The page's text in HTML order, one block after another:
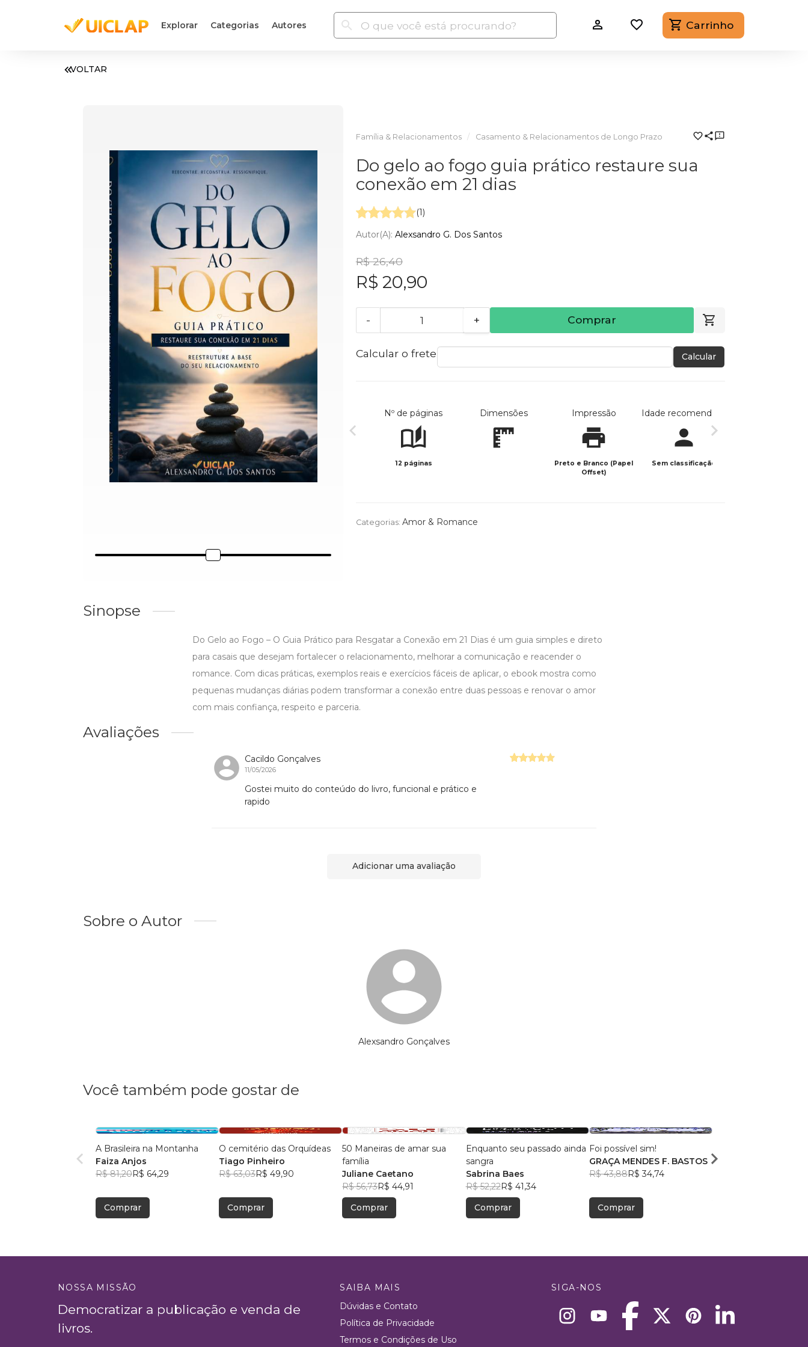
Explorar Categorias Autores Carrinho
VOLTAR
Família & Relacionamentos Casamento & Relacionamentos de Longo Prazo
Do gelo ao fogo guia prático restaure sua
conexão em 21 dias
(1)
Autor(a): Alexsandro G. Dos Santos
R$ 26,40
R$ 20,90
- + Comprar
Calcular o frete Calcular
Nº de páginas
12 páginas
Dimensões Impressão
Preto e Branco (Papel
Offset)
Idade recomendada
Sem classificação
Categorias: Amor & Romance
Sinopse
Do Gelo ao Fogo – O Guia Prático para Resgatar a Conexão em 21 Dias é um guia simples e direto
para casais que desejam fortalecer o relacionamento, melhorar a comunicação e reacender o
romance. Com dicas práticas, exemplos reais e exercícios fáceis de aplicar, o ebook mostra como
pequenas mudanças diárias podem transformar a conexão entre duas pessoas e renovar o amor
com mais confiança, respeito e parceria.
Avaliações
Cacildo Gonçalves
11/05/2026
Gostei muito do conteúdo do livro, funcional e prático e
rapido
Adicionar uma avaliação
Sobre o Autor
Alexsandro Gonçalves
Você também pode gostar de
A Brasileira na Montanha
Faiza Anjos
R$ 81,20R$ 64,29
Comprar
O cemitério das Orquídeas
Tiago Pinheiro
R$ 63,03R$ 49,90
Comprar
50 Maneiras de amar sua
família
Juliane Caetano
R$ 56,73R$ 44,91
Comprar
Enquanto seu passado ainda
sangra
Sabrina Baes
R$ 52,22R$ 41,34
Comprar
Foi possível sim!
GRAÇA MENDES F. BASTOS
R$ 43,88R$ 34,74
Comprar
Ana Liah Ogata
NOSSA MISSÃO
Democratizar a publicação e venda de
livros.
SAIBA MAIS
Dúvidas e Contato
Política de Privacidade
Termos e Condições de Uso
SIGA-NOS